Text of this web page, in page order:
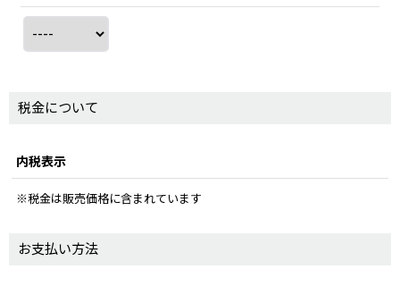
税金について
内税表示
※税金は販売価格に含まれています
お支払い方法